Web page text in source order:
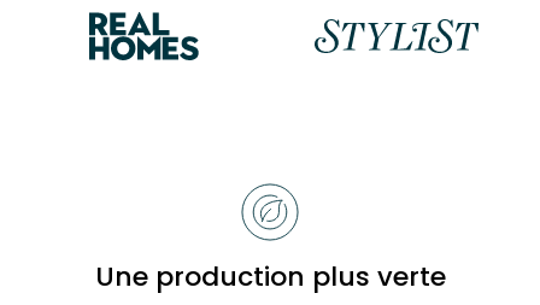
BobbiUne production plus verte